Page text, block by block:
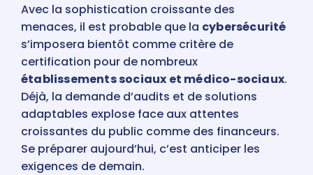
Avec la sophistication croissante des
menaces, il est probable que la cybersécurité
s’imposera bientôt comme critère de
certification pour de nombreux
établissements sociaux et médico-sociaux.
Déjà, la demande d’audits et de solutions
adaptables explose face aux attentes
croissantes du public comme des financeurs.
Se préparer aujourd’hui, c’est anticiper les
exigences de demain.